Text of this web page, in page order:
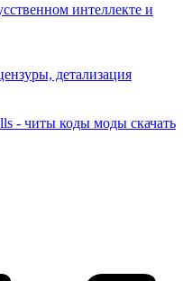
интеллекте и
детализация